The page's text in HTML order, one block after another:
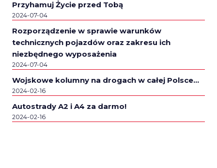
Przyhamuj Życie przed Tobą
2024-07-04
Rozporządzenie w sprawie warunków
technicznych pojazdów oraz zakresu ich
niezbędnego wyposażenia
2024-07-04
Wojskowe kolumny na drogach w całej Polsce…
2024-02-16
Autostrady A2 i A4 za darmo!
2024-02-16